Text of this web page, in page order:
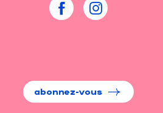
abonnez-vous